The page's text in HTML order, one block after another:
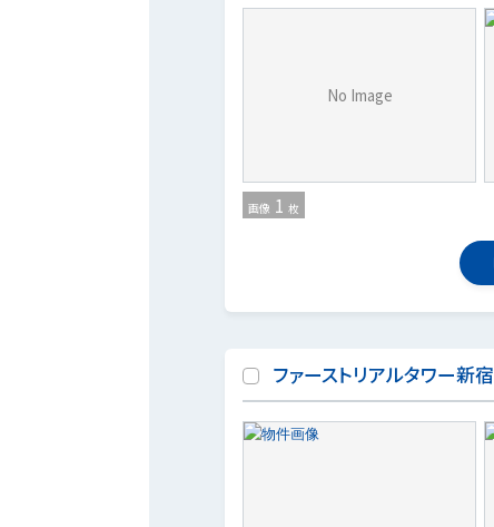
No Image
画像 1 枚
ファーストリアルタワー新宿